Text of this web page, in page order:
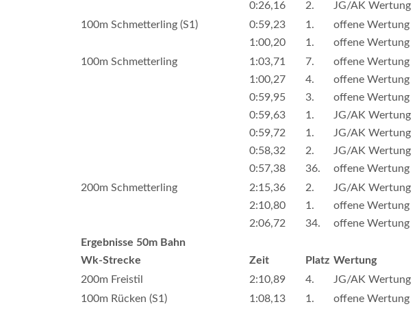
0:26,16
2. JG/AK Wertung
100m Schmetterling (S1)
0:59,23 1. offene Wertung
1:00,20
1. offene Wertung
100m Schmetterling
1:03,71 7. offene Wertung
1:00,27
4. offene Wertung
0:59,95
3. offene Wertung
0:59,63
1. JG/AK Wertung
0:59,72
1. JG/AK Wertung
0:58,32
2. JG/AK Wertung
0:57,38
36. offene Wertung
200m Schmetterling
2:15,36 2. JG/AK Wertung
2:10,80
1. offene Wertung
2:06,72
34. offene Wertung
Ergebnisse 50m Bahn
Wk-Strecke
Zeit Platz Wertung
200m Freistil
2:10,89 4. JG/AK Wertung
100m Rücken (S1)
1:08,13 1. offene Wertung